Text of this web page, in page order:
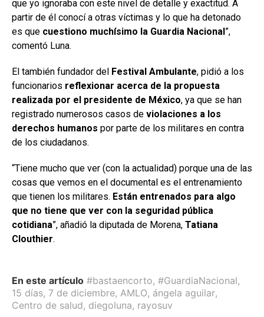
que yo ignoraba con este nivel de detalle y exactitud. A
partir de él conocí a otras víctimas y lo que ha detonado
es que cuestiono muchísimo la Guardia Nacional”,
comentó Luna.
El también fundador del Festival Ambulante, pidió a los
funcionarios reflexionar acerca de la propuesta
realizada por el presidente de México, ya que se han
registrado numerosos casos de violaciones a los
derechos humanos por parte de los militares en contra
de los ciudadanos.
“Tiene mucho que ver (con la actualidad) porque una de las
cosas que vemos en el documental es el entrenamiento
que tienen los militares. Están entrenados para algo
que no tiene que ver con la seguridad pública
cotidiana”, añadió la diputada de Morena, Tatiana
Clouthier.
En este artículo #bastaencorto, #GuardiaNacional,
15 días, 7 de diciembre, AMLO, ángela aguilar,
Centro de salud, diegoluna, rayosuv